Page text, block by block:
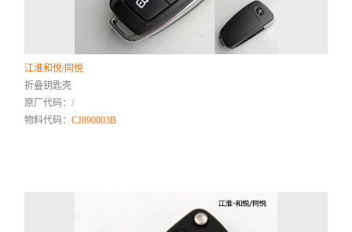
江淮和悦/同悦
折叠钥匙壳
原厂代码：/
物料代码：CJ890003B